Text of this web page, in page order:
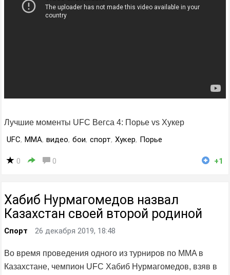
Лучшие моменты UFC Вегса 4: Порье vs Хукер
UFC, MMA, видео, бои, спорт, Хукер, Порье
0 0 +1
Хабиб Нурмагомедов назвал
Казахстан своей второй родиной
Спорт 26 декабря 2019, 18:48
Во время проведения одного из турниров по MMA в
Казахстане, чемпион UFC Хабиб Нурмагомедов, взяв в